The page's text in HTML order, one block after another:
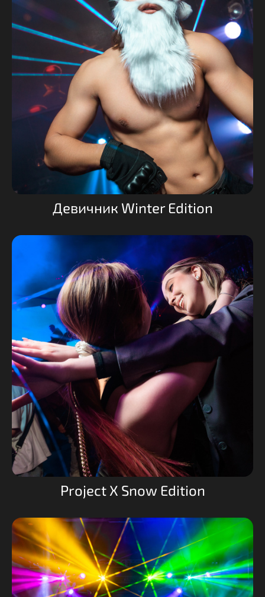
Девичник Winter Edition
Project X Snow Edition